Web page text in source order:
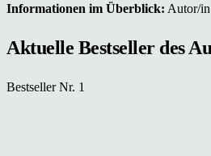
Informationen im Überblick: Autor/
Aktuelle Bestseller des
Bestseller Nr. 1